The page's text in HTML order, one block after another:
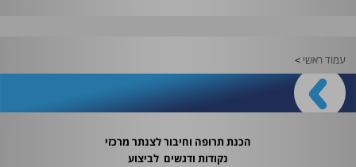
עמוד ראשי>
הכנת תרופה וחיבור לצנתר מרכזי
נקודות ודגשים לביצוע